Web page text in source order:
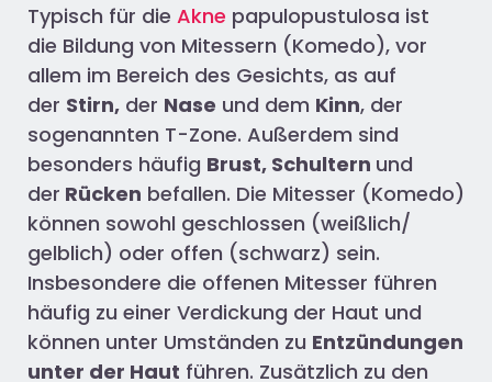
Typisch für die Akne papulopustulosa ist
die Bildung von Mitessern (Komedo), vor
allem im Bereich des Gesichts, as auf
der Stirn, der Nase und dem Kinn, der
sogenannten T-Zone. Außerdem sind
besonders häufig Brust, Schultern und
der Rücken befallen. Die Mitesser (Komedo)
können sowohl geschlossen (weißlich/
gelblich) oder offen (schwarz) sein.
Insbesondere die offenen Mitesser führen
häufig zu einer Verdickung der Haut und
können unter Umständen zu Entzündungen
unter der Haut führen. Zusätzlich zu den